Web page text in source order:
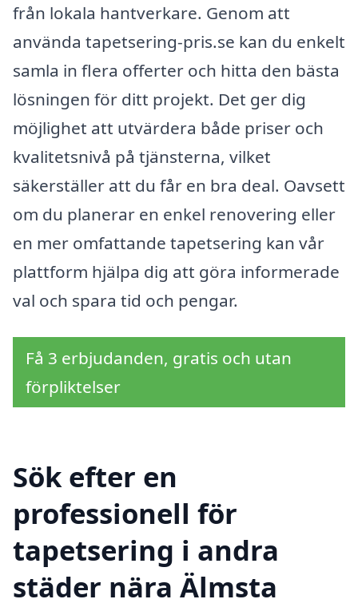
från lokala hantverkare. Genom att
använda tapetsering-pris.se kan du enkelt
samla in flera offerter och hitta den bästa
lösningen för ditt projekt. Det ger dig
möjlighet att utvärdera både priser och
kvalitetsnivå på tjänsterna, vilket
säkerställer att du får en bra deal. Oavsett
om du planerar en enkel renovering eller
en mer omfattande tapetsering kan vår
plattform hjälpa dig att göra informerade
val och spara tid och pengar.
Få 3 erbjudanden, gratis och utan
förpliktelser
Sök efter en
professionell för
tapetsering i andra
städer nära Älmsta